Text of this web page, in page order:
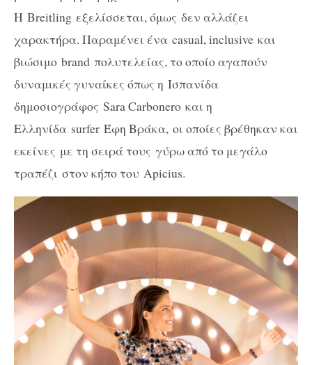
Η Breitling εξελίσσεται, όμως δεν αλλάζει
χαρακτήρα. Παραμένει ένα casual, inclusive και
βιώσιμο brand πολυτελείας, το οποίο αγαπούν
δυναμικές γυναίκες όπως η Ισπανίδα
δημοσιογράφος Sara Carbonero και η
Ελληνίδα surfer Έφη Βράκα, οι οποίες βρέθηκαν και
εκείνες με τη σειρά τους γύρω από το μεγάλο
τραπέζι στον κήπο του Apicius.